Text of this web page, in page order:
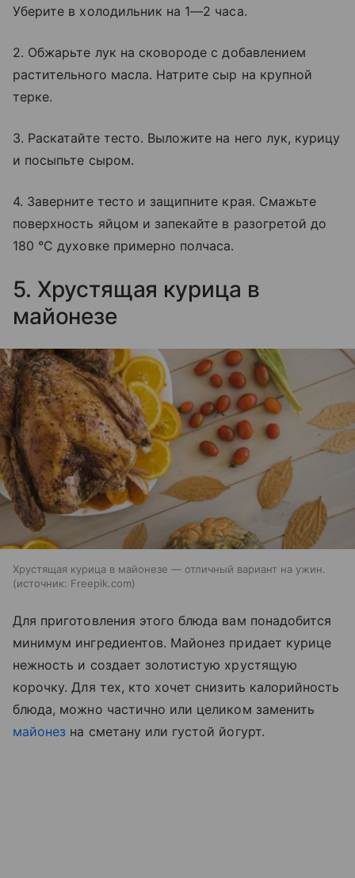
Уберите в холодильник на 1—2 часа.
2. Обжарьте лук на сковороде с добавлением
растительного масла. Натрите сыр на крупной
терке.
3. Раскатайте тесто. Выложите на него лук, курицу
и посыпьте сыром.
4. Заверните тесто и защипните края. Смажьте
поверхность яйцом и запекайте в разогретой до
180 °C духовке примерно полчаса.
5. Хрустящая курица в
майонезе
Хрустящая курица в майонезе — отличный вариант на ужин.
источник: Freepik.com
Для приготовления этого блюда вам понадобится
минимум ингредиентов. Майонез придает курице
нежность и создает золотистую хрустящую
корочку. Для тех, кто хочет снизить калорийность
блюда, можно частично или целиком заменить
майонез на сметану или густой йогурт.